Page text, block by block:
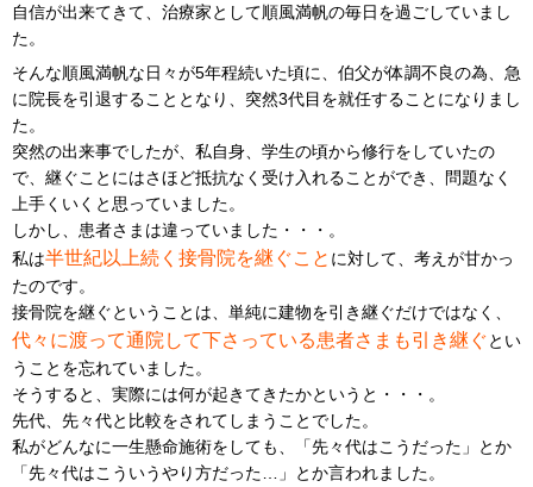
自信が出来てきて、治療家として順風満帆の毎日を過ごしていまし
た。
そんな順風満帆な日々が5年程続いた頃に、伯父が体調不良の為、急
に院長を引退することとなり、突然3代目を就任することになりまし
た。
突然の出来事でしたが、私自身、学生の頃から修行をしていたの
で、継ぐことにはさほど抵抗なく受け入れることができ、問題なく
上手くいくと思っていました。
しかし、患者さまは違っていました・・・。
私は半世紀以上続く接骨院を継ぐこと に対して、考えが甘かっ
たのです。
接骨院を継ぐということは、単純に建物を引き継ぐだけではなく、
代々に渡って通院して下さっている患者さまも引き継ぐとい
うことを忘れていました。
そうすると、実際には何が起きてきたかというと・・・。
先代、先々代と比較をされてしまうことでした。
私がどんなに一生懸命施術をしても、「先々代はこうだった」とか
「先々代はこういうやり方だった…」とか言われました。